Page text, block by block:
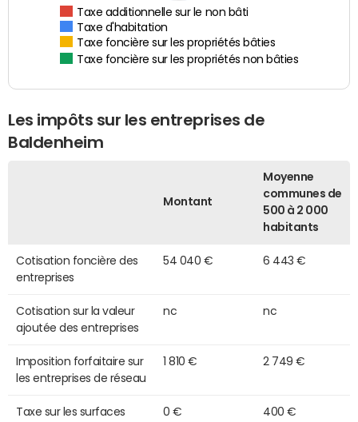
Taxe additionnelle sur le non bâti
Taxe d'habitation
Taxe foncière sur les propriétés bâties
Taxe foncière sur les propriétés non bâties
Les impôts sur les entreprises de
Baldenheim
Montant
Moyenne
communes de
500 à 2 000
habitants
Cotisation foncière des
entreprises
54 040 € 6 443 €
Cotisation sur la valeur
ajoutée des entreprises
nc nc
Imposition forfaitaire sur
les entreprises de réseau
1 810 € 2 749 €
Taxe sur les surfaces
0 € 400 €